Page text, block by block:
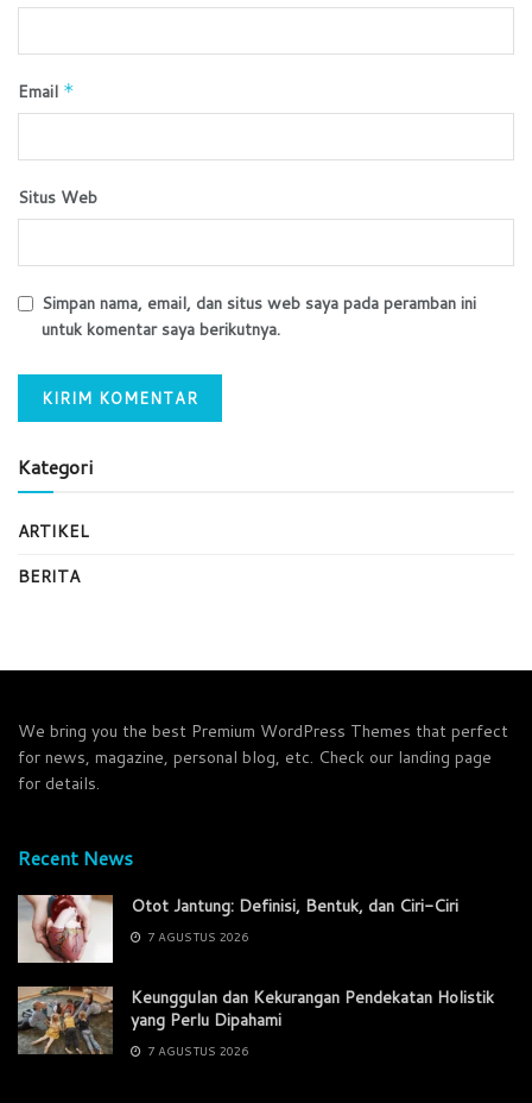
Email *
Situs Web
Simpan nama, email, dan situs web saya pada peramban ini
untuk komentar saya berikutnya.
Kategori
ARTIKEL
BERITA
We bring you the best Premium WordPress Themes that perfect
for news, magazine, personal blog, etc. Check our landing page
for details.
Recent News
Otot Jantung: Definisi, Bentuk, dan Ciri-Ciri
7 AGUSTUS 2026
Keunggulan dan Kekurangan Pendekatan Holistik
yang Perlu Dipahami
7 AGUSTUS 2026